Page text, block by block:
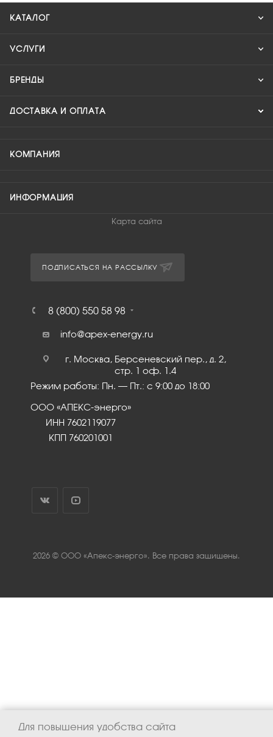
КАТАЛОГ
УСЛУГИ
БРЕНДЫ
ДОСТАВКА И ОПЛАТА
КОМПАНИЯ
ИНФОРМАЦИЯ
Карта сайта
ПОДПИСАТЬСЯ НА РАССЫЛКУ
8 (800) 550 58 98
info@apex-energy.ru
г. Москва, Берсеневский пер., д. 2,
стр. 1 оф. 1.4
Режим работы: Пн. – Пт.: с 9:00 до 18:00
ООО «АПЕКС-энерго»
ИНН 7602119077
КПП 760201001
2026 © ООО «Апекс-энерго». Все права защищены.
Для повышения удобства сайта